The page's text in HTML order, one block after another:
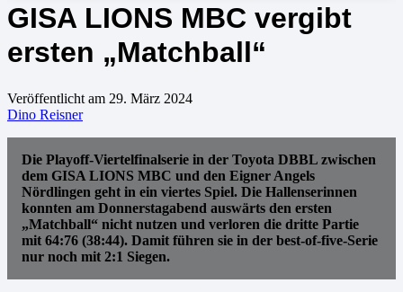
GISA LIONS MBC vergibt
ersten „Matchball“
Veröffentlicht am 29. März 2024
Dino Reisner
Die Playoff-Viertelfinalserie in der Toyota DBBL zwischen
dem GISA LIONS MBC und den Eigner Angels
Nördlingen geht in ein viertes Spiel. Die Hallenserinnen
konnten am Donnerstagabend auswärts den ersten
„Matchball“ nicht nutzen und verloren die dritte Partie
mit 64:76 (38:44). Damit führen sie in der best-of-five-Serie
nur noch mit 2:1 Siegen.